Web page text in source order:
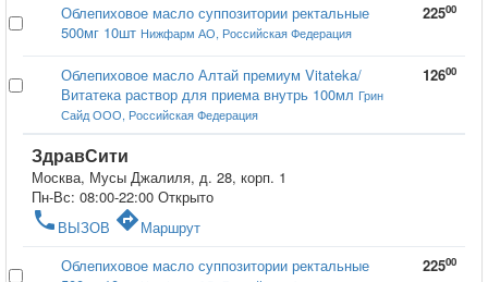
Облепиховое масло суппозитории ректальные
500мг 10шт Нижфарм АО, Российская Федерация
22500
Облепиховое масло Алтай премиум Vitateka/
Витатека раствор для приема внутрь 100мл Грин
Сайд ООО, Российская Федерация
12600
ЗдравСити
Москва, Мусы Джалиля, д. 28, корп. 1
Пн-Вс: 08:00-22:00 Открыто
phone ВЫЗОВ directionsМаршрут
Облепиховое масло суппозитории ректальные
22500